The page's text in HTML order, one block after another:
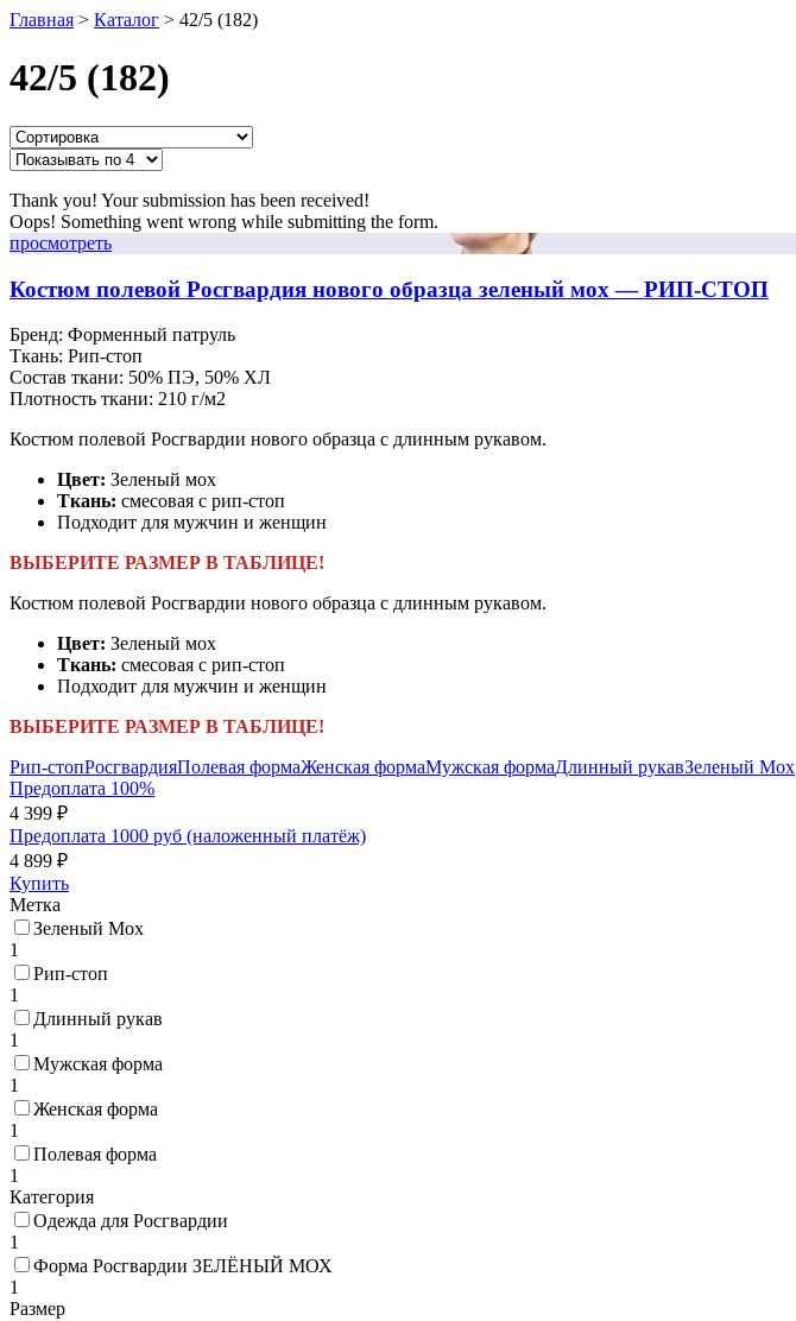
Главная > Каталог > 42/5 (182)
42/5 (182)
Thank you! Your submission has been received!
Oops! Something went wrong while submitting the form.
просмотреть
Костюм полевой Росгвардия нового образца зеленый мох — РИП-СТОП
Бренд: Форменный патруль
Ткань: Рип-стоп
Состав ткани: 50% ПЭ, 50% ХЛ
Плотность ткани: 210 г/м2
Костюм полевой Росгвардии нового образца с длинным рукавом.
Цвет: Зеленый мох
Ткань: смесовая с рип-стоп
Подходит для мужчин и женщин
ВЫБЕРИТЕ РАЗМЕР В ТАБЛИЦЕ!
Костюм полевой Росгвардии нового образца с длинным рукавом.
Цвет: Зеленый мох
Ткань: смесовая с рип-стоп
Подходит для мужчин и женщин
ВЫБЕРИТЕ РАЗМЕР В ТАБЛИЦЕ!
Рип-стопРосгвардияПолевая формаЖенская формаМужская формаДлинный рукавЗеленый Мох
Предоплата 100%
4 399 ₽
Предоплата 1000 руб (наложенный платёж)
4 899 ₽
Купить
Метка
Зеленый Мох
1
Рип-стоп
1
Длинный рукав
1
Мужская форма
1
Женская форма
1
Полевая форма
1
Категория
Одежда для Росгвардии
1
Форма Росгвардии ЗЕЛЁНЫЙ МОХ
1
Размер